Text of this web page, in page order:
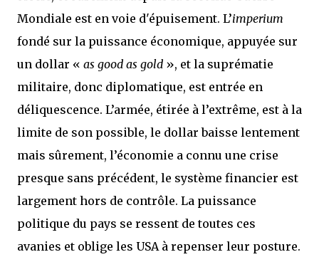
Mondiale est en voie d'épuisement. L’imperium
fondé sur la puissance économique, appuyée sur
un dollar « as good as gold », et la suprématie
militaire, donc diplomatique, est entrée en
déliquescence. L’armée, étirée à l’extrême, est à la
limite de son possible, le dollar baisse lentement
mais sûrement, l’économie a connu une crise
presque sans précédent, le système financier est
largement hors de contrôle. La puissance
politique du pays se ressent de toutes ces
avanies et oblige les USA à repenser leur posture.